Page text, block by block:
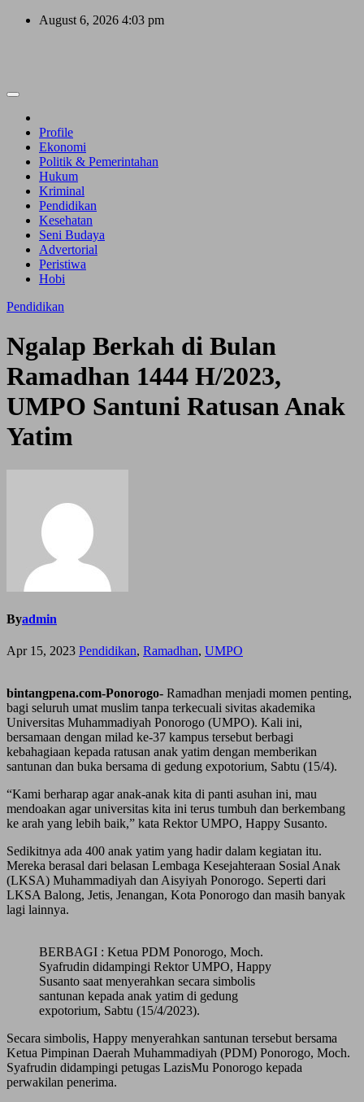
Skip
August 6, 2026 4:03 pm
Profile
Ekonomi
Politik & Pemerintahan
Hukum
Kriminal
Pendidikan
Kesehatan
Seni Budaya
Advertorial
Peristiwa
Hobi
Pendidikan
Ngalap Berkah di Bulan
Ramadhan 1444 H/2023,
UMPO Santuni Ratusan Anak
Yatim
Byadmin
Apr 15, 2023 Pendidikan, Ramadhan, UMPO
bintangpena.com-Ponorogo- Ramadhan menjadi momen penting,
bagi seluruh umat muslim tanpa terkecuali sivitas akademika
Universitas Muhammadiyah Ponorogo (UMPO). Kali ini,
bersamaan dengan milad ke-37 kampus tersebut berbagi
kebahagiaan kepada ratusan anak yatim dengan memberikan
santunan dan buka bersama di gedung expotorium, Sabtu (15/4).
“Kami berharap agar anak-anak kita di panti asuhan ini, mau
mendoakan agar universitas kita ini terus tumbuh dan berkembang
ke arah yang lebih baik,” kata Rektor UMPO, Happy Susanto.
Sedikitnya ada 400 anak yatim yang hadir dalam kegiatan itu.
Mereka berasal dari belasan Lembaga Kesejahteraan Sosial Anak
(LKSA) Muhammadiyah dan Aisyiyah Ponorogo. Seperti dari
LKSA Balong, Jetis, Jenangan, Kota Ponorogo dan masih banyak
lagi lainnya.
BERBAGI : Ketua PDM Ponorogo, Moch.
Syafrudin didampingi Rektor UMPO, Happy
Susanto saat menyerahkan secara simbolis
santunan kepada anak yatim di gedung
expotorium, Sabtu (15/4/2023).
Secara simbolis, Happy menyerahkan santunan tersebut bersama
Ketua Pimpinan Daerah Muhammadiyah (PDM) Ponorogo, Moch.
Syafrudin didampingi petugas LazisMu Ponorogo kepada
perwakilan penerima.